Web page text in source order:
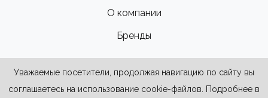
О компании
Бренды
Уважаемые посетители, продолжая навигацию по сайту вы
соглашаетесь на использование cookie-файлов. Подробнее в